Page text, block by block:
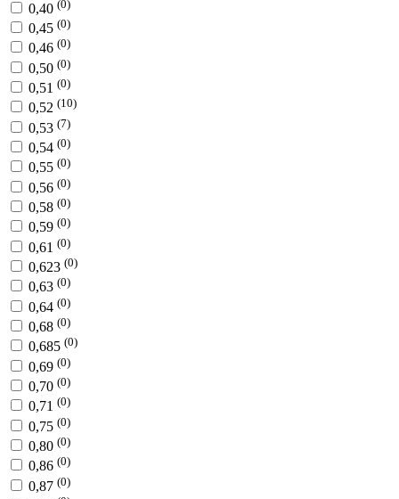
0,40 (0)
0,45 (0)
0,46 (0)
0,50 (0)
0,51 (0)
0,52 (10)
0,53 (7)
0,54 (0)
0,55 (0)
0,56 (0)
0,58 (0)
0,59 (0)
0,61 (0)
0,623 (0)
0,63 (0)
0,64 (0)
0,68 (0)
0,685 (0)
0,69 (0)
0,70 (0)
0,71 (0)
0,75 (0)
0,80 (0)
0,86 (0)
0,87 (0)